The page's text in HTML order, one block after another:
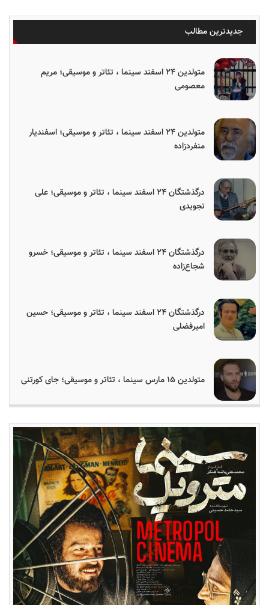
جدیدترین مطالب
متولدین ۲۴ اسفند سینما ، تئاتر و موسیقی؛ مریم
معصومی
متولدین ۲۴ اسفند سینما ، تئاتر و موسیقی؛ اسفندیار
منفردزاده
درگذشتگان ۲۴ اسفند سینما ، تئاتر و موسیقی؛ علی
تجویدی
درگذشتگان ۲۴ اسفند سینما ، تئاتر و موسیقی؛ خسرو
شجاع‌زاده
درگذشتگان ۲۴ اسفند سینما ، تئاتر و موسیقی؛ حسین
امیرفضلی
متولدین ۱۵ مارس سینما ، تئاتر و موسیقی؛ جای کورتنی